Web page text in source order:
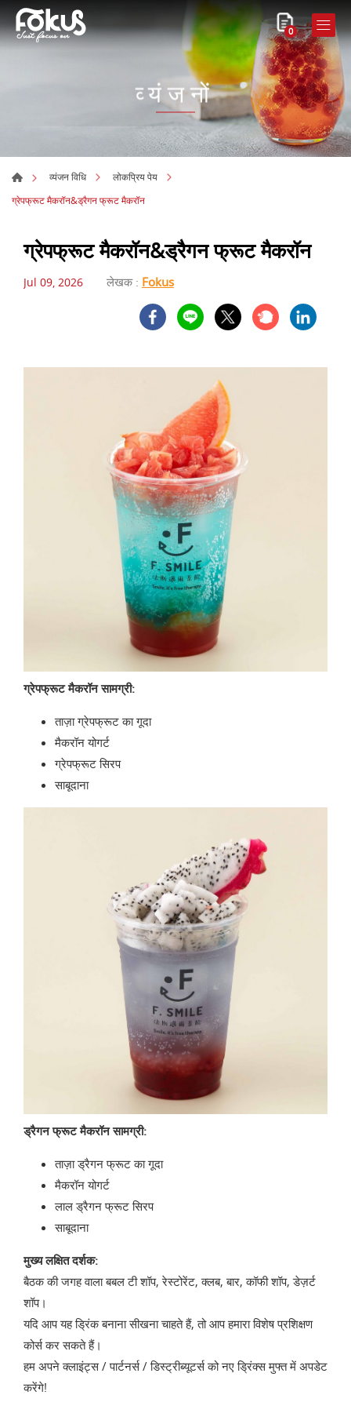
0
व्यंजनों
व्यंजन विधि
लोकप्रिय पेय
ग्रेपफ्रूट मैकरॉन&ड्रैगन फ्रूट मैकरॉन
ग्रेपफ्रूट मैकरॉन&ड्रैगन फ्रूट मैकरॉन
Jul 09, 2026 लेखक : Fokus
ग्रेपफ्रूट मैकरॉन सामग्री:
ताज़ा ग्रेपफ्रूट का गूदा
मैकरॉन योगर्ट
ग्रेपफ्रूट सिरप
साबूदाना
ड्रैगन फ्रूट मैकरॉन सामग्री:
ताज़ा ड्रैगन फ्रूट का गूदा
मैकरॉन योगर्ट
लाल ड्रैगन फ्रूट सिरप
साबूदाना
मुख्य लक्षित दर्शक:
बैठक की जगह वाला बबल टी शॉप, रेस्टोरेंट, क्लब, बार, कॉफी शॉप, डेज़र्ट
शॉप।
यदि आप यह ड्रिंक बनाना सीखना चाहते हैं, तो आप हमारा विशेष प्रशिक्षण
कोर्स कर सकते हैं।
हम अपने क्लाइंट्स / पार्टनर्स / डिस्ट्रीब्यूटर्स को नए ड्रिंक्स मुफ्त में अपडेट
करेंगे!